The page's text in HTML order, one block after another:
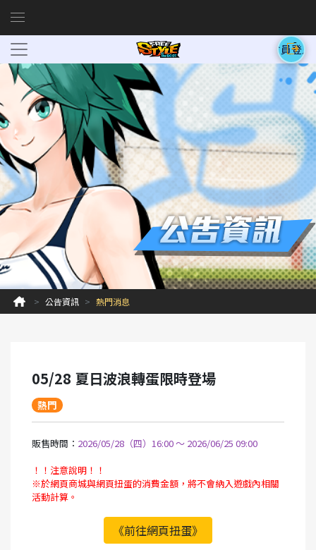
會員登入
公告資訊 熱門消息
05/28 夏日波浪轉蛋限時登場
熱門
販售時間： 2026/05/28（四）16:00 ～ 2026/06/25 09:00
！！注意說明！！
※於網頁商城與網頁扭蛋的消費金額，將不會納入遊戲內相關
活動計算。
《前往網頁扭蛋》